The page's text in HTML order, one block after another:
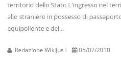
territorio dello Stato L'ingresso nel
allo straniero in possesso di
equipollente e del...
Redazione WikiJus I 05/07/2010